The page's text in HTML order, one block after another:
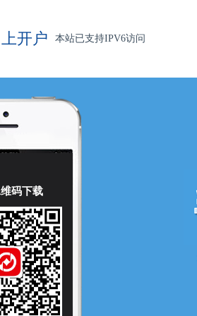
开户 本站已支持IPV6访问
码下载